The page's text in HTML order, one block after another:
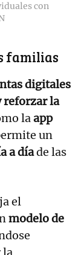
con
familias
digitales
reforzar la
laapp
un
a díade las
el
modelo de